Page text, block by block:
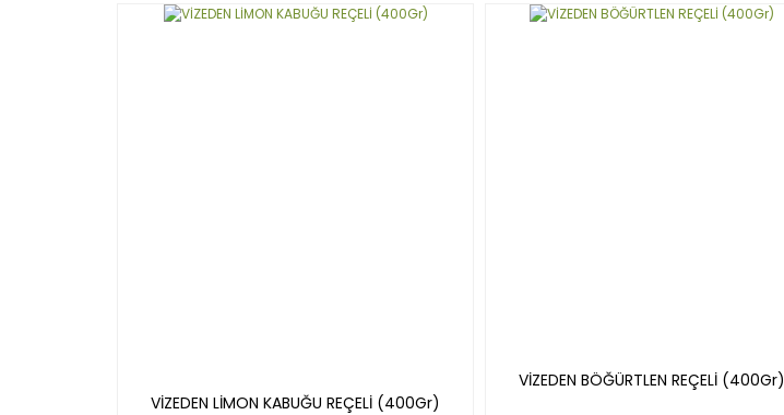
Ürün bilgilerinde hatalar bulunuyor.
VİZEDEN LİMON KABUĞU REÇELİ (400Gr)
VİZEDEN BÖĞÜRTLEN REÇELİ (400Gr)